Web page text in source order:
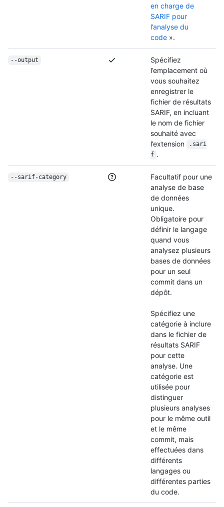
en charge de
SARIF pour
l’analyse du
code ».
--output
Spécifiez
l’emplacement où
vous souhaitez
enregistrer le
fichier de résultats
SARIF, en incluant
le nom de fichier
souhaité avec
l’extension
.sari
f .
--sarif-category
Facultatif pour une
analyse de base
de données
unique.
Obligatoire pour
définir le langage
quand vous
analysez plusieurs
bases de données
pour un seul
commit dans un
dépôt.
Spécifiez une
catégorie à inclure
dans le fichier de
résultats SARIF
pour cette
analyse. Une
catégorie est
utilisée pour
distinguer
plusieurs analyses
pour le même outil
et le même
commit, mais
effectuées dans
différents
langages ou
différentes parties
du code.